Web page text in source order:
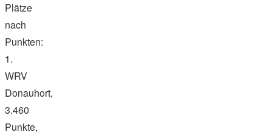
Plätze
nach
Punkten:
1.
WRV
Donauhort,
3.460
Punkte,